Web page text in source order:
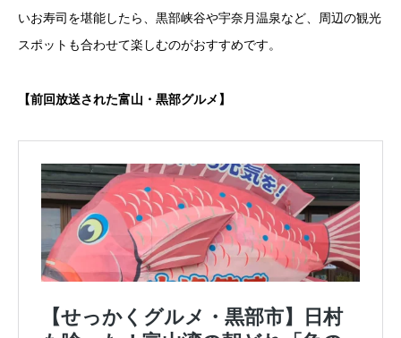
いお寿司を堪能したら、黒部峡谷や宇奈月温泉など、周辺の観光
スポットも合わせて楽しむのがおすすめです。
【前回放送された富山・黒部グルメ】